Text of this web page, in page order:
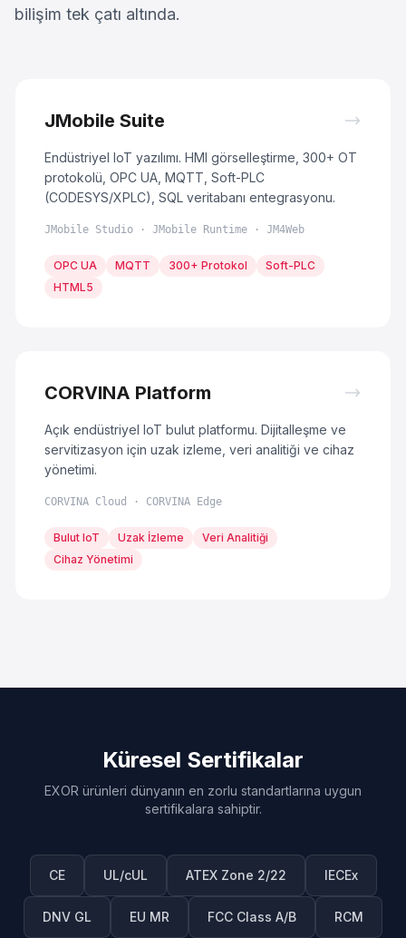
bilişim tek çatı altında.
JMobile Suite
Endüstriyel IoT yazılımı. HMI görselleştirme, 300+ OT
protokolü, OPC UA, MQTT, Soft-PLC
(CODESYS/XPLC), SQL veritabanı entegrasyonu.
JMobile Studio · JMobile Runtime · JM4Web
OPC UA MQTT 300+ Protokol
Soft-PLC
HTML5
CORVINA Platform
Açık endüstriyel IoT bulut platformu. Dijitalleşme ve
servitizasyon için uzak izleme, veri analitiği ve cihaz
yönetimi.
CORVINA Cloud · CORVINA Edge
Bulut IoT Uzak İzleme
Veri Analitiği
Cihaz Yönetimi
Küresel Sertifikalar
EXOR ürünleri dünyanın en zorlu standartlarına uygun
sertifikalara sahiptir.
CE UL/cUL ATEX Zone 2/22 IECEx
DNV GL EU MR FCC Class A/B RCM